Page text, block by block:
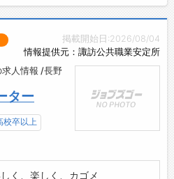
掲載開始日:2026/08/04
情報提供元：諏訪公共職業安定所
人情報 /長野
ター
校卒以上
く、楽しく、カゴメ